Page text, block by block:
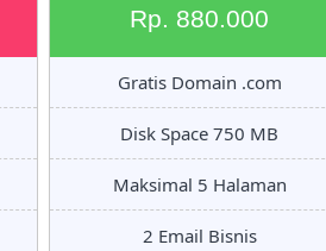
Rp. 880.000
Gratis Domain .com
Disk Space 750 MB
Maksimal 5 Halaman
2 Email Bisnis